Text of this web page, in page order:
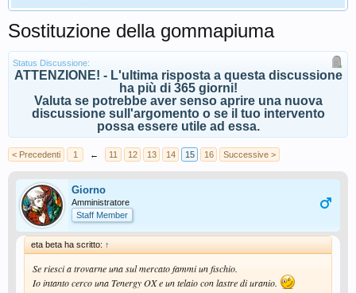
Sostituzione della gommapiuma
Status Discussione:
ATTENZIONE! - L'ultima risposta a questa discussione
ha più di 365 giorni!
Valuta se potrebbe aver senso aprire una nuova
discussione sull'argomento o se il tuo intervento
possa essere utile ad essa.
< Precedenti 1 ← 11 12 13 14 15 16 Successive >
Giorno
Amministratore
Staff Member
eta beta ha scritto: ↑
Se riesci a trovarne una sul mercato fammi un fischio.
Io intanto cerco una Tenergy OX e un telaio con lastre di uranio.